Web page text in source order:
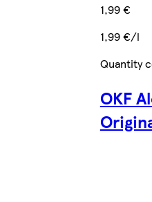
1,99 €
1,99 €/l
Quantity
OKF